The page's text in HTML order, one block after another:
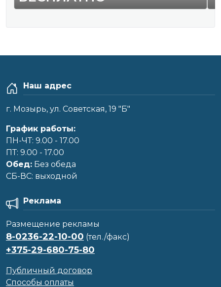
Наш адрес
г. Мозырь, ул. Советская, 19 "Б"
График работы:
ПН-ЧТ: 9.00 - 17.00
ПТ: 9.00 - 17.00
Обед: Без обеда
CБ-ВС: выходной
Реклама
Размещение рекламы
8-0236-22-10-00 (тел./факс)
+375-29-680-75-80
Публичный договор
Способы оплаты